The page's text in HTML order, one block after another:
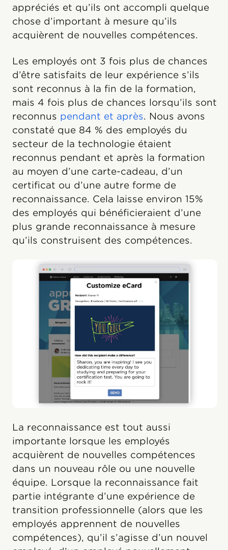
appréciés et qu’ils ont accompli quelque
chose d’important à mesure qu’ils
acquièrent de nouvelles compétences.
Les employés ont 3 fois plus de chances
d’être satisfaits de leur expérience s’ils
sont reconnus à la fin de la formation,
mais 4 fois plus de chances lorsqu’ils sont
reconnus pendant et après. Nous avons
constaté que 84 % des employés du
secteur de la technologie étaient
reconnus pendant et après la formation
au moyen d’une carte-cadeau, d’un
certificat ou d’une autre forme de
reconnaissance. Cela laisse environ 15%
des employés qui bénéficieraient d’une
plus grande reconnaissance à mesure
qu’ils construisent des compétences.
La reconnaissance est tout aussi
importante lorsque les employés
acquièrent de nouvelles compétences
dans un nouveau rôle ou une nouvelle
équipe. Lorsque la reconnaissance fait
partie intégrante d’une expérience de
transition professionnelle (alors que les
employés apprennent de nouvelles
compétences), qu’il s’agisse d’un nouvel